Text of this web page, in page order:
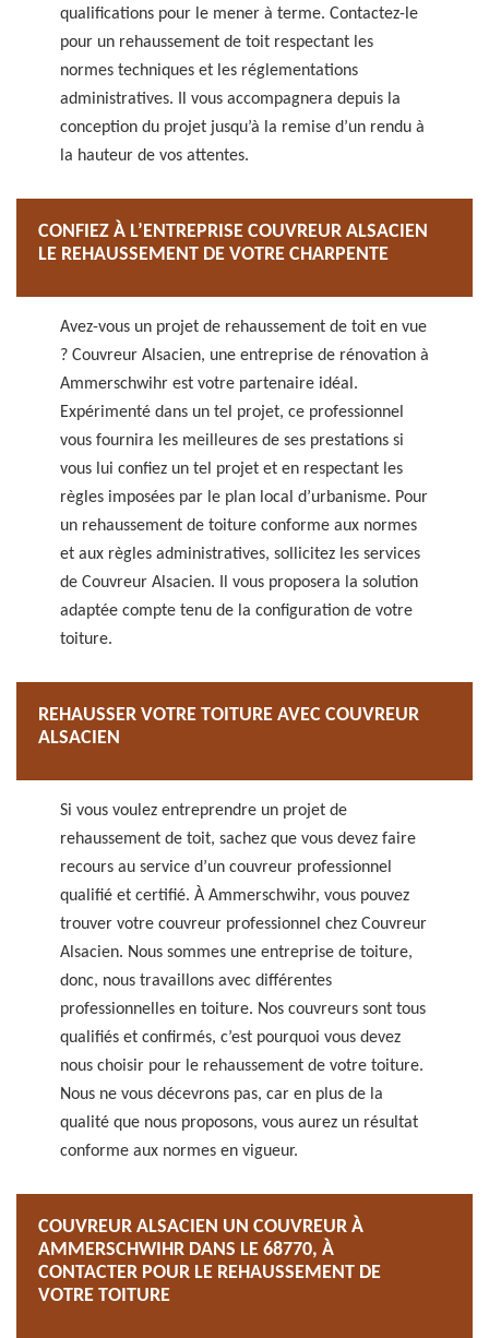
qualifications pour le mener à terme. Contactez-le
pour un rehaussement de toit respectant les
normes techniques et les réglementations
administratives. Il vous accompagnera depuis la
conception du projet jusqu’à la remise d’un rendu à
la hauteur de vos attentes.
CONFIEZ À L’ENTREPRISE COUVREUR ALSACIEN
LE REHAUSSEMENT DE VOTRE CHARPENTE
Avez-vous un projet de rehaussement de toit en vue
? Couvreur Alsacien, une entreprise de rénovation à
Ammerschwihr est votre partenaire idéal.
Expérimenté dans un tel projet, ce professionnel
vous fournira les meilleures de ses prestations si
vous lui confiez un tel projet et en respectant les
règles imposées par le plan local d’urbanisme. Pour
un rehaussement de toiture conforme aux normes
et aux règles administratives, sollicitez les services
de Couvreur Alsacien. Il vous proposera la solution
adaptée compte tenu de la configuration de votre
toiture.
REHAUSSER VOTRE TOITURE AVEC COUVREUR
ALSACIEN
Si vous voulez entreprendre un projet de
rehaussement de toit, sachez que vous devez faire
recours au service d’un couvreur professionnel
qualifié et certifié. À Ammerschwihr, vous pouvez
trouver votre couvreur professionnel chez Couvreur
Alsacien. Nous sommes une entreprise de toiture,
donc, nous travaillons avec différentes
professionnelles en toiture. Nos couvreurs sont tous
qualifiés et confirmés, c’est pourquoi vous devez
nous choisir pour le rehaussement de votre toiture.
Nous ne vous décevrons pas, car en plus de la
qualité que nous proposons, vous aurez un résultat
conforme aux normes en vigueur.
COUVREUR ALSACIEN UN COUVREUR À
AMMERSCHWIHR DANS LE 68770, À
CONTACTER POUR LE REHAUSSEMENT DE
VOTRE TOITURE